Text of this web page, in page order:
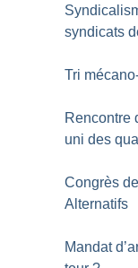
syndicats
Tri
Rencontre
uni des
Congrès
Alternatifs
Mandat